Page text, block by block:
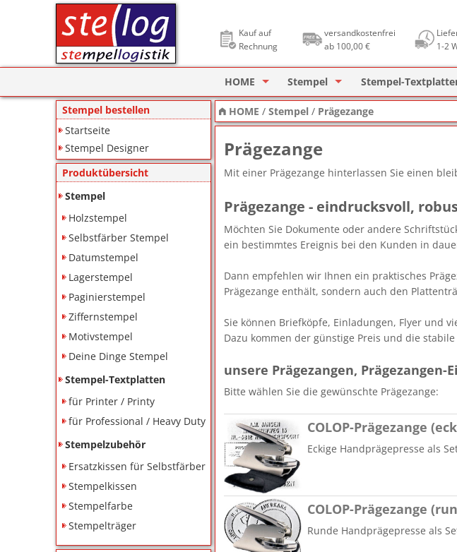
Kauf auf
Rechnung
versandkostenfrei
ab 100,00 €
1-2
HOME
Stempel Designer
Stempel
Holzstempel Holzstempel (eckig)
COLOP Printer (rund)
TRODAT Printy
TRODAT
Taschenstempel
Stempel
Datumstempel COLOP Printer mit
TRODAT Printy mit
TRODAT
Bänderstempel
Datenschutzstempel
Paginierstempel REINER
Ziffernstempel
Motivstempel Die Olchis
Taucherstempel
Geocaching-Stempel
Lehrerstempel
Kinderstempel
Stempel-
für Printer / Printy
Stempel bestellen
Startseite
Stempel Designer
Produktübersicht
Stempel
Holzstempel
Selbstfärber Stempel
Datumstempel
Lagerstempel
Paginierstempel
Ziffernstempel
Motivstempel
Deine Dinge Stempel
Stempel-Textplatten
für Printer / Printy
für Professional / Heavy Duty
Stempelzubehör
Ersatzkissen für Selbstfärber
Stempelkissen
Stempelfarbe
Stempelträger
HOME /Stempel / Prägezange
Prägezange
Mit einer Prägezange hinterlassen Sie einen
Prägezange - eindrucksvoll,
Möchten Sie Dokumente oder andere
ein bestimmtes Ereignis bei den Kunden in
Dann empfehlen wir Ihnen ein praktisches
Prägezange enthält, sondern auch den
Sie können Briefköpfe, Einladungen, Flyer und
Dazu kommen der günstige Preis und die
unsere Prägezangen, Prägezangen-
Bitte wählen Sie die gewünschte Prägezange:
COLOP-Prägezange
Eckige Handprägepresse als
COLOP-Prägezange
Runde Handprägepresse als